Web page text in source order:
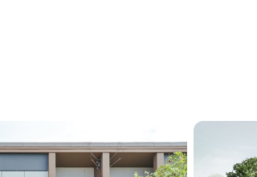
เพิ่มยูนิตเปรียบเทียบ